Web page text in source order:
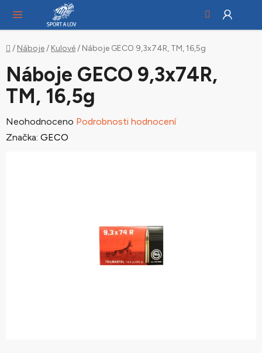
obsah
Domů
/ Náboje/ Kulové/ Náboje GECO 9,3x74R, TM, 16,5g
Náboje GECO 9,3x74R,
TM, 16,5g
Průměrné
hodnocení
Neohodnoceno Podrobnosti hodnocení
Značka: GECO